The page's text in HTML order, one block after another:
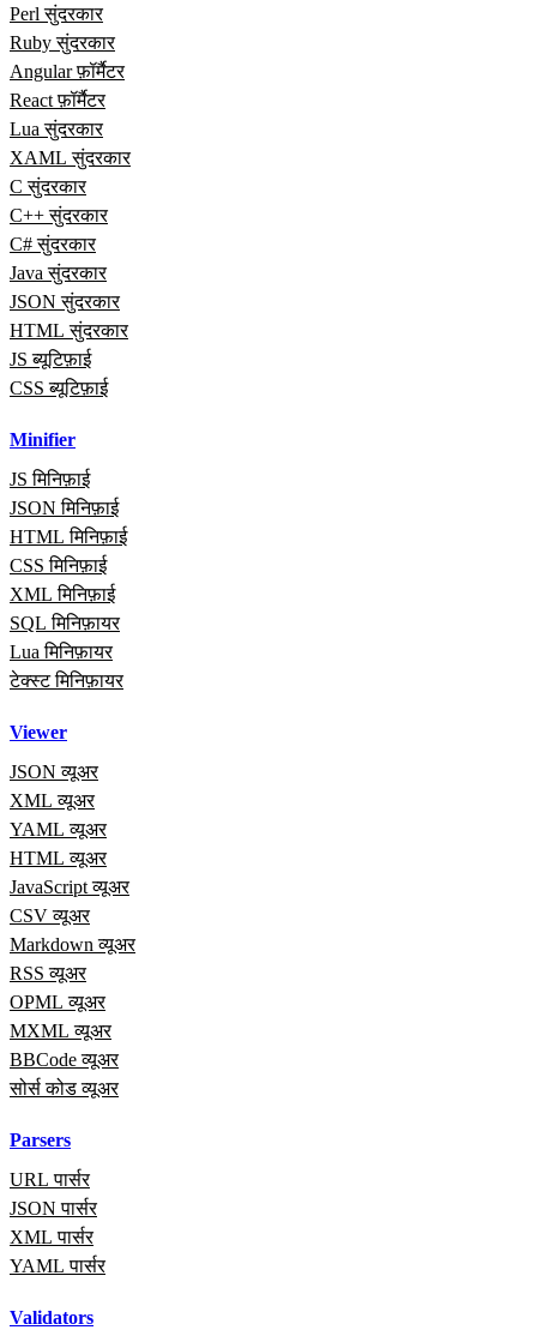
Perl सुंदरकार
Ruby सुंदरकार
Angular फ़ॉर्मैटर
React फ़ॉर्मैटर
Lua सुंदरकार
XAML सुंदरकार
C सुंदरकार
C++ सुंदरकार
C# सुंदरकार
Java सुंदरकार
JSON सुंदरकार
HTML सुंदरकार
JS ब्यूटिफ़ाई
CSS ब्यूटिफ़ाई
Minifier
JS मिनिफ़ाई
JSON मिनिफ़ाई
HTML मिनिफ़ाई
CSS मिनिफ़ाई
XML मिनिफ़ाई
SQL मिनिफ़ायर
Lua मिनिफ़ायर
टेक्स्ट मिनिफ़ायर
Viewer
JSON व्यूअर
XML व्यूअर
YAML व्यूअर
HTML व्यूअर
JavaScript व्यूअर
CSV व्यूअर
Markdown व्यूअर
RSS व्यूअर
OPML व्यूअर
MXML व्यूअर
BBCode व्यूअर
सोर्स कोड व्यूअर
Parsers
URL पार्सर
JSON पार्सर
XML पार्सर
YAML पार्सर
Validators